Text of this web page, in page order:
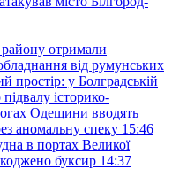
району отримали
від румунських
простір: у Болградській
історико-
Одещини вводять
аномальну спеку 15:46
в портах Великої
буксир 14:37